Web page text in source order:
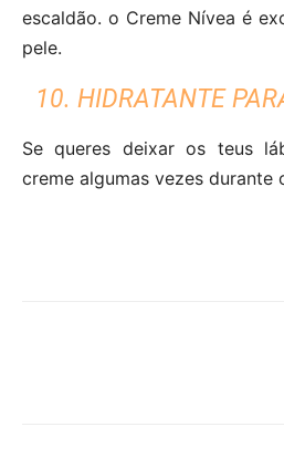
escaldão. o Creme Nívea é
pele.
10. HIDRATANTE
Se queres deixar os teus
creme algumas vezes durante